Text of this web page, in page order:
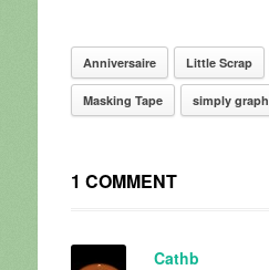
Anniversaire Little Scrap
Masking Tape simply
1 COMMENT
Cathb